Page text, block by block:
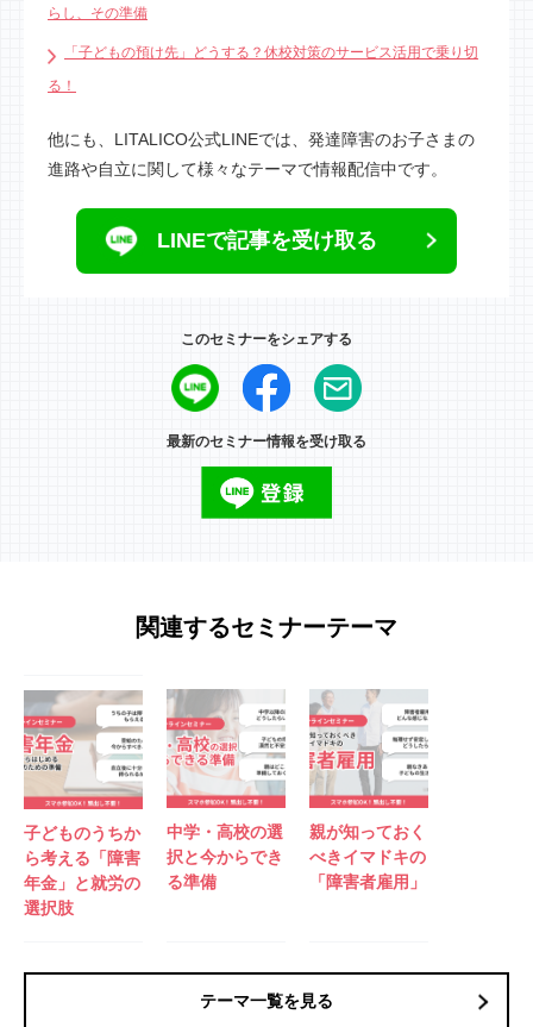
らし、その準備
「子どもの預け先」どうする？休校対策のサービス活用で乗り切
る！
他にも、LITALICO公式LINEでは、発達障害のお子さまの
進路や自立に関して様々なテーマで情報配信中です。
LINEで記事を受け取る
このセミナーをシェアする
最新のセミナー情報を受け取る
関連するセミナーテーマ
子どものうちか
ら考える「障害
年金」と就労の
選択肢
中学・高校の選
択と今からでき
る準備
親が知っておく
べきイマドキの
「障害者雇用」
テーマ一覧を見る